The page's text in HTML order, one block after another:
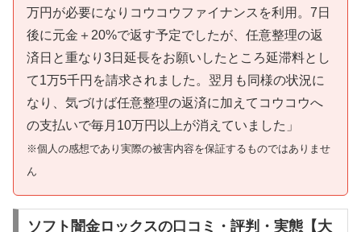
万円が必要になりコウコウファイナンスを利用。7日
後に元金＋20%で返す予定でしたが、任意整理の返
済日と重なり3日延長をお願いしたところ延滞料とし
て1万5千円を請求されました。翌月も同様の状況に
なり、気づけば任意整理の返済に加えてコウコウへ
の支払いで毎月10万円以上が消えていました」
※個人の感想であり実際の被害内容を保証するものではありませ
ん
ソフト闇金ロックスの口コミ・評判・実態【大